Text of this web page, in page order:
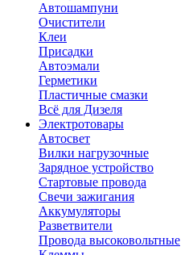
Автошампуни
Очистители
Клеи
Присадки
Автоэмали
Герметики
Пластичные смазки
Всё для Дизеля
Электротовары
Автосвет
Вилки нагрузочные
Зарядное устройство
Стартовые провода
Свечи зажигания
Аккумуляторы
Разветвители
Провода высоковольтные